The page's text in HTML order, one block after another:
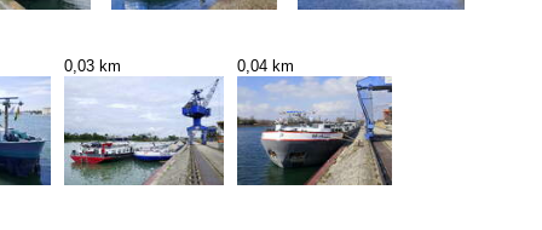
0,03 km 0,04 km